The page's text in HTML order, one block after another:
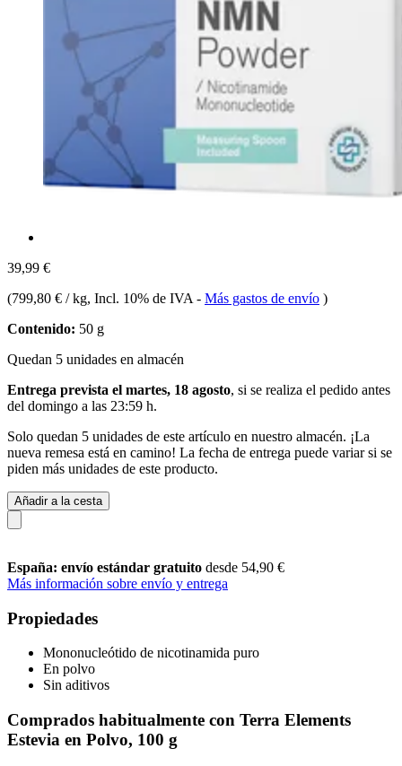
39,99 €
(799,80 € / kg, Incl. 10% de IVA - Más gastos de envío )
Contenido: 50 g
Quedan 5 unidades en almacén
Entrega prevista el martes, 18 agosto, si se realiza el pedido antes
del domingo a las 23:59 h.
Solo quedan 5 unidades de este artículo en nuestro almacén. ¡La
nueva remesa está en camino! La fecha de entrega puede variar si se
piden más unidades de este producto.
Añadir a la cesta
España: envío estándar gratuito desde 54,90 €
Más información sobre envío y entrega
Propiedades
Mononucleótido de nicotinamida puro
En polvo
Sin aditivos
Comprados habitualmente con Terra Elements
Estevia en Polvo, 100 g